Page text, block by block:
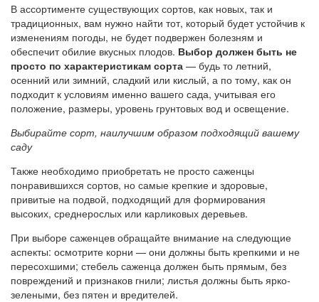
В ассортименте существующих сортов, как новых, так и
традиционных, вам нужно найти тот, который будет устойчив к
изменениям погоды, не будет подвержен болезням и
обеспечит обилие вкусных плодов. Выбор должен быть не
просто по характеристикам сорта — будь то летний,
осенний или зимний, сладкий или кислый, а по тому, как он
подходит к условиям именно вашего сада, учитывая его
положение, размеры, уровень грунтовых вод и освещение.
Выбирайте сорт, наилучшим образом подходящий вашему
саду
Также необходимо приобретать не просто саженцы
понравившихся сортов, но самые крепкие и здоровые,
привитые на подвой, подходящий для формирования
высоких, среднерослых или карликовых деревьев.
При выборе саженцев обращайте внимание на следующие
аспекты: осмотрите корни — они должны быть крепкими и не
пересохшими; стебель саженца должен быть прямым, без
повреждений и признаков гнили; листья должны быть ярко-
зелеными, без пятен и вредителей.